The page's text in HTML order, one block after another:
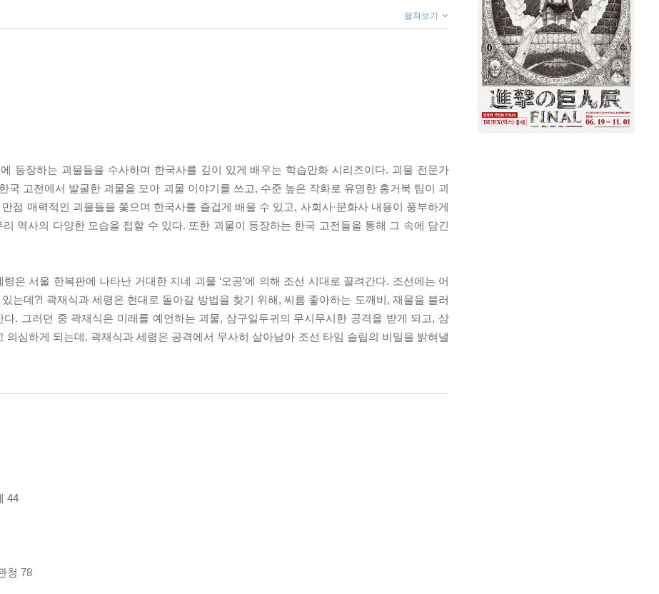
펼쳐보기
등장하는 괴물들을 수사하며 한국사를 깊이 있게 배우는 학습만화 시리즈이다. 괴물 전문가
국 고전에서 발굴한 괴물을 모아 괴물 이야기를 쓰고, 수준 높은 작화로 유명한 홍거북 팀이 괴
점 매력적인 괴물들을 쫓으며 한국사를 즐겁게 배울 수 있고, 사회사·문화사 내용이 풍부하게
역사의 다양한 모습을 접할 수 있다. 또한 괴물이 등장하는 한국 고전들을 통해 그 속에 담긴
은 서울 한복판에 나타난 거대한 지네 괴물 ‘오공’에 의해 조선 시대로 끌려간다. 조선에는 어
는데?! 곽재식과 세령은 현대로 돌아갈 방법을 찾기 위해, 씨름 좋아하는 도깨비, 재물을 불러
. 그러던 중 곽재식은 미래를 예언하는 괴물, 삼구일두귀의 무시무시한 공격을 받게 되고, 삼
심하게 되는데. 곽재식과 세령은 공격에서 무사히 살아남아 조선 타임 슬립의 비밀을 밝혀낼
44
청 78